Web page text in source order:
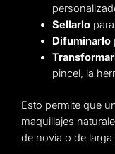
Sellarlopara
Difuminarlo
pincel, la
Esto permite que
maquillajes
de novia o de